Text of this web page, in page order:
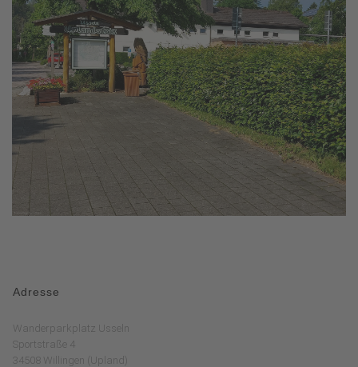
Adresse
Wanderparkplatz Usseln
Sportstraße 4
34508 Willingen (Upland)